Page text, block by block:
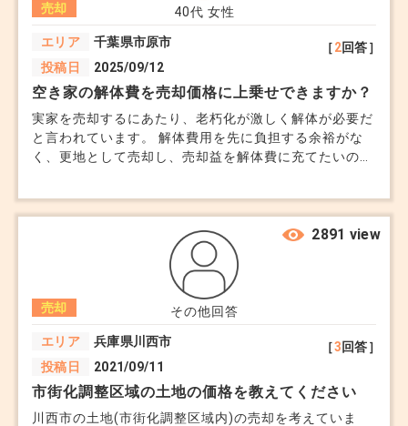
40代 女性
売却
エリア
千葉県市原市
投稿日
2025/09/12
［2回答］
空き家の解体費を売却価格に上乗せできますか？
実家を売却するにあたり、老朽化が激しく解体が必要だ
と言われています。 解体費用を先に負担する余裕がな
く、更地として売却し、売却益を解体費に充てたいので
その他回答
売却
エリア
兵庫県川西市
投稿日
2021/09/11
［3回答］
2891 view
市街化調整区域の土地の価格を教えてください
川西市の土地(市街化調整区域内)の売却を考えていま